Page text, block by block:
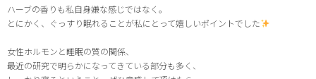
ハーブの香りも私自身嫌な感じではなく。
とにかく、ぐっすり眠れることが私にとって嬉しいポイントでした
女性ホルモンと睡眠の質の関係、
最近の研究で明らかになってきている部分も多く、